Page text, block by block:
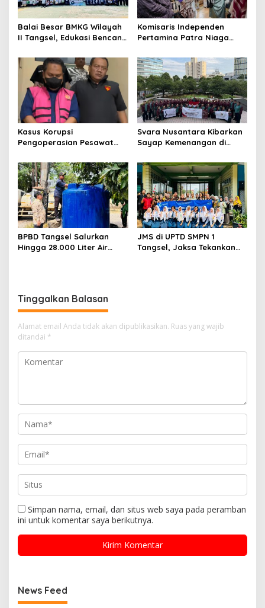
Balai Besar BMKG Wilayah
II Tangsel, Edukasi Bencana
kepada pelajar UPTD SMPN
23
Komisaris Independen
Pertamina Patra Niaga
Mitra Binaan dengan
Sentuhan Kemanusiaan dan
Keberlanjutan
Kasus Korupsi
Pengoperasian Pesawat
Development Ditetapkan
Tersangka
Svara Nusantara Kibarkan
Sayap Kemenangan di
BPBD Tangsel Salurkan
Hingga 28.000 Liter Air
JMS di UPTD SMPN 1
Tangsel, Jaksa Tekankan
Tinggalkan Balasan
Alamat email Anda tidak akan dipublikasikan. Ruas yang wajib
ditandai *
Simpan nama, email, dan situs web saya pada peramban
ini untuk komentar saya berikutnya.
News Feed